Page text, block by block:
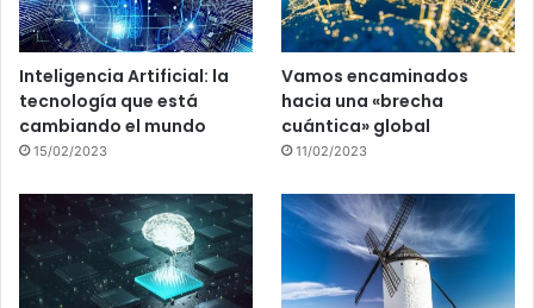
Inteligencia Artificial: la
tecnología que está
cambiando el mundo
15/02/2023
Vamos encaminados
hacia una «brecha
cuántica» global
11/02/2023